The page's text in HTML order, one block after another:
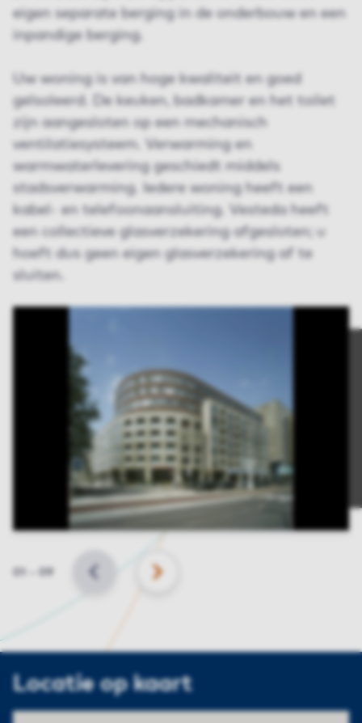
eigen separate berging in de onderbouw en een
inpandige berging.
Uw woning is van hoge kwaliteit en goed
geïsoleerd. De keuken, badkamer en het toilet
zijn aangesloten op een mechanisch
ventilatiesysteem. Verwarming en
warmwaterlevering geschiedt middels
stadsverwarming. Iedere woning heeft een
kabel- en telefoonaansluiting. Vesteda heeft
een collectieve glasverzekering afgesloten; u
hoeft dus geen eigen glasverzekering af te
sluiten.
Slide 09 VORIGE VOLGENDE
Locatie op kaart